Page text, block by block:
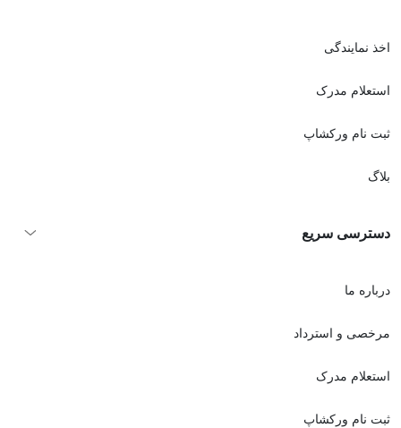
اخذ نمايندگی
استعلام مدرک
ثبت نام ورکشاپ
بلاگ
دسترسی سریع
درباره ما
مرخصی و استرداد
استعلام مدرک
ثبت نام ورکشاپ